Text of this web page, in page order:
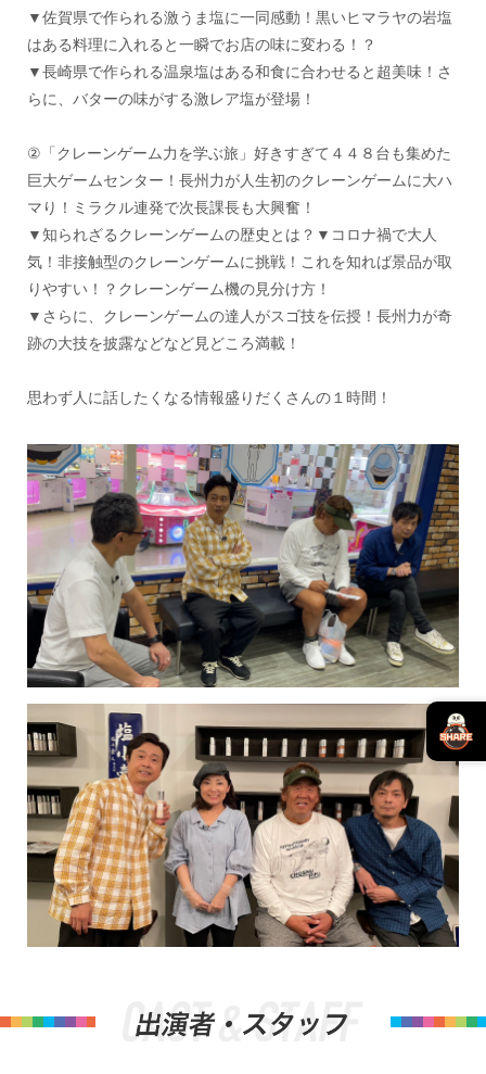
▼佐賀県で作られる激うま塩に一同感動！黒いヒマラヤの岩塩
はある料理に入れると一瞬でお店の味に変わる！？
▼長崎県で作られる温泉塩はある和食に合わせると超美味！さ
らに、バターの味がする激レア塩が登場！
②「クレーンゲーム力を学ぶ旅」好きすぎて４４８台も集めた
巨大ゲームセンター！長州力が人生初のクレーンゲームに大ハ
マり！ミラクル連発で次長課長も大興奮！
▼知られざるクレーンゲームの歴史とは？▼コロナ禍で大人
気！非接触型のクレーンゲームに挑戦！これを知れば景品が取
りやすい！？クレーンゲーム機の見分け方！
▼さらに、クレーンゲームの達人がスゴ技を伝授！長州力が奇
跡の大技を披露などなど見どころ満載！
思わず人に話したくなる情報盛りだくさんの１時間！